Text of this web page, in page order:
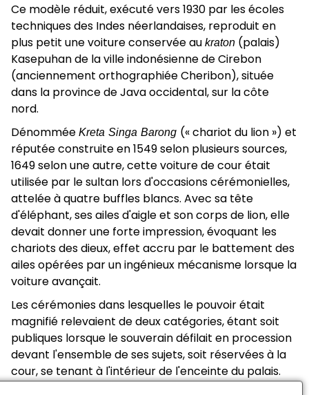
Ce modèle réduit, exécuté vers 1930 par les écoles
techniques des Indes néerlandaises, reproduit en
plus petit une voiture conservée aukraton (palais)
Kasepuhan de la ville indonésienne de Cirebon
(anciennement orthographiée Cheribon), située
dans la province de Java occidental, sur la côte
nord.
DénomméeKreta Singa Barong (« chariot du lion ») et
réputée construite en 1549 selon plusieurs sources,
1649 selon une autre, cette voiture de cour était
utilisée par le sultan lors d'occasions cérémonielles,
attelée à quatre buffles blancs. Avec sa tête
d'éléphant, ses ailes d'aigle et son corps de lion, elle
devait donner une forte impression, évoquant les
chariots des dieux, effet accru par le battement des
ailes opérées par un ingénieux mécanisme lorsque la
voiture avançait.
Les cérémonies dans lesquelles le pouvoir était
magnifié relevaient de deux catégories, étant soit
publiques lorsque le souverain défilait en procession
devant l'ensemble de ses sujets, soit réservées à la
cour, se tenant à l'intérieur de l'enceinte du palais.